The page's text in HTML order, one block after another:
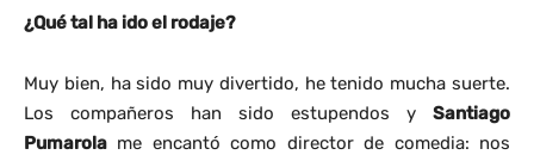
¿Qué tal ha ido el rodaje?
Muy bien, ha sido muy divertido, he tenido mucha suerte.
Los compañeros han sido estupendos y Santiago
Pumarola me encantó como director de comedia: nos